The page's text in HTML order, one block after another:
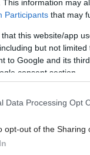
This information may
Participants that may
that this website/app
but not
to Google and its
consent section.
Data Processing Opt
opt-out of the Sharing